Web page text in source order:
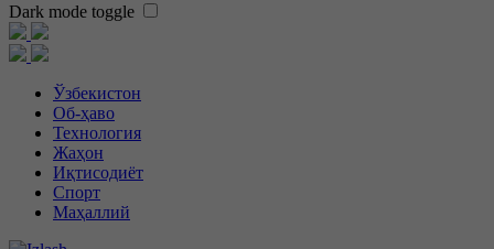
Dark mode toggle
Ўзбекистон
Об-ҳаво
Технология
Жаҳон
Иқтисодиёт
Спорт
Маҳаллий